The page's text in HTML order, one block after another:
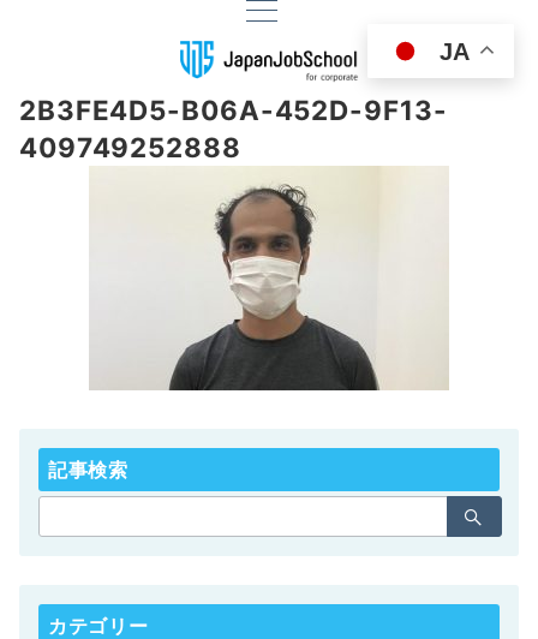
2B3FE4D5-B06A-452D-9F13-
409749252888
記事検索
カテゴリー
JA